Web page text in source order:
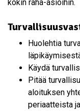
kokin raha-asioihin.
Huolehtia
Käydä
Pitää
aloituksen
periaatteista